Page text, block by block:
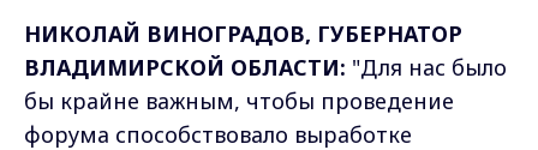
НИКОЛАЙ ВИНОГРАДОВ, ГУБЕРНАТОР
ВЛАДИМИРСКОЙ ОБЛАСТИ: "Для нас было
бы крайне важным, чтобы проведение
форума способствовало выработке